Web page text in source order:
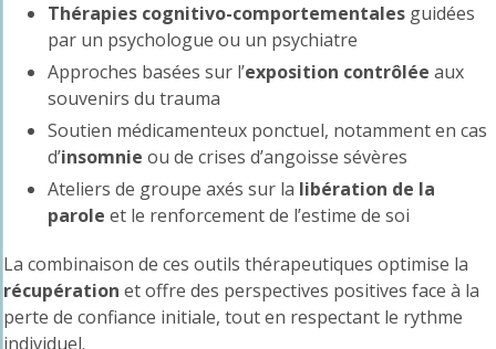
Thérapies cognitivo-comportementales guidées
par un psychologue ou un psychiatre
Approches basées sur l’exposition contrôlée aux
souvenirs du trauma
Soutien médicamenteux ponctuel, notamment en cas
d’insomnie ou de crises d’angoisse sévères
Ateliers de groupe axés sur la libération de la
parole et le renforcement de l’estime de soi
La combinaison de ces outils thérapeutiques optimise la
récupération et offre des perspectives positives face à la
perte de confiance initiale, tout en respectant le rythme
individuel.